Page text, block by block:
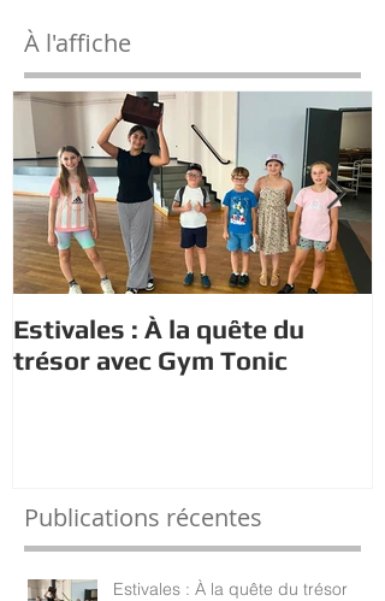
À l'affiche
Estivales : À la quête du
trésor avec Gym Tonic
Publications récentes
Estivales : À la quête du trésor